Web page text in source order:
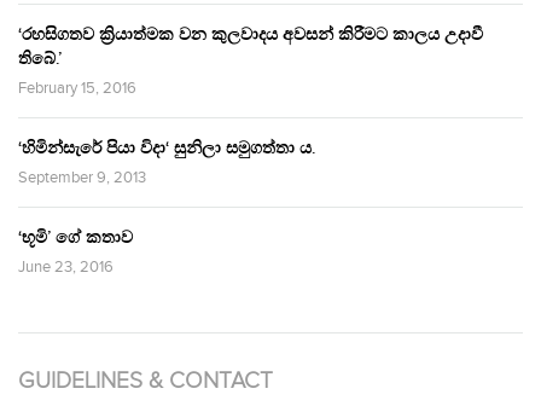
‘රහසිගතව ක්‍රියාත්මක වන කුලවාදය අවසන් කිරීමට කාලය උදාවී
තිබේ.’
February 15, 2016
‘හිමින්සැරේ පියා විදා‘ සුනිලා සමුගත්තා ය.
September 9, 2013
‘භූමි’ ගේ කතාව
June 23, 2016
GUIDELINES & CONTACT